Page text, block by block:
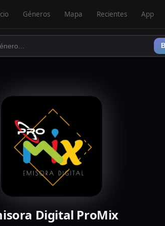
Géneros Mapa Recientes App
Digital ProMix